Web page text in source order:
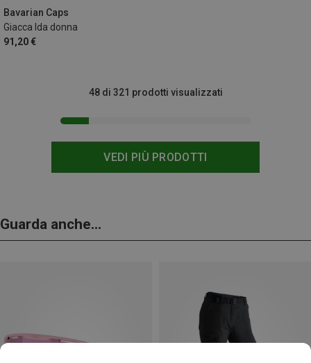
Bavarian Caps
Giacca Ida donna
91,20 €
VEDI PIÙ PRODOTTI
48 di 321 prodotti visualizzati
Guarda anche...